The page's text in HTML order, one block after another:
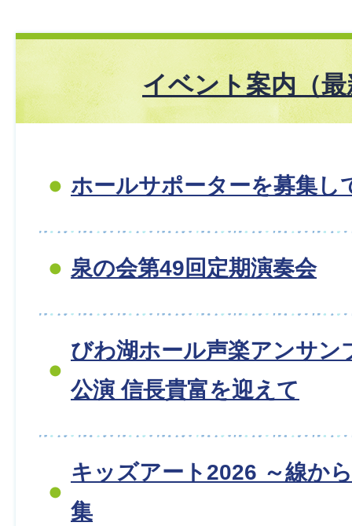
イベント案内（
ホールサポーターを募集し
泉の会第49回定期演奏会
びわ湖ホール声楽アンサン
公演 信長貴富を迎えて
キッズアート2026 ～線か
集